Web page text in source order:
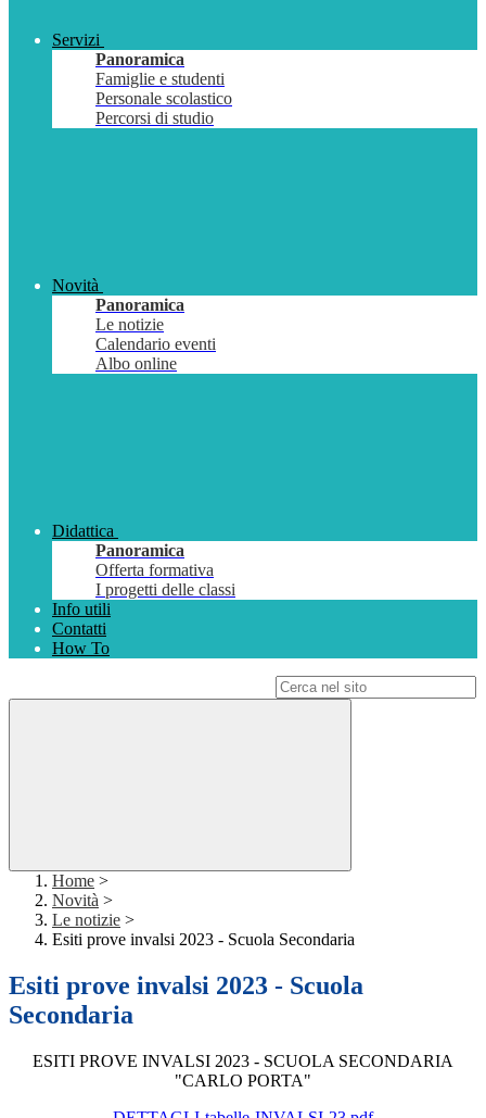
Servizi
Panoramica
Famiglie e studenti
Personale scolastico
Percorsi di studio
Novità
Panoramica
Le notizie
Calendario eventi
Albo online
Didattica
Panoramica
Offerta formativa
I progetti delle classi
Info utili
Contatti
How To
Home >
Novità >
Le notizie >
Esiti prove invalsi 2023 - Scuola Secondaria
Esiti prove invalsi 2023 - Scuola
Secondaria
ESITI PROVE INVALSI 2023 - SCUOLA SECONDARIA
"CARLO PORTA"